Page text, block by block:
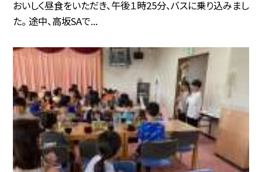
おいしく昼食をいただき、午後１時25分、バスに乗り込みまし
た。 途中、高坂SAで...